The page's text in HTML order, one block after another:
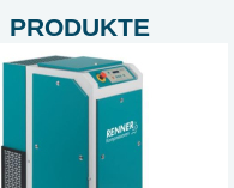
PRODUKTE